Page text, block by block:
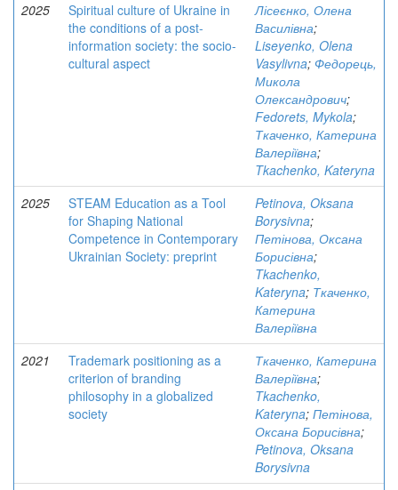
2025
Spiritual culture of Ukraine in
the conditions of a post-
information society: the socio-
cultural aspect
Лісеєнко, Олена
Василівна;
Liseyenko, Olena
Vasylivna; Федорець,
Микола
Олександрович;
Fedorets, Mykola;
Ткаченко, Катерина
Валеріївна;
Tkachenko, Kateryna
2025
STEAM Education as a Tool
for Shaping National
Competence in Contemporary
Ukrainian Society: preprint
Petinova, Oksana
Borysivna;
Петінова, Оксана
Борисівна;
Tkachenko,
Kateryna; Ткаченко,
Катерина
Валеріївна
2021
Trademark positioning as a
criterion of branding
philosophy in a globalized
society
Ткаченко, Катерина
Валеріївна;
Tkachenko,
Kateryna; Петінова,
Оксана Борисівна;
Petinova, Oksana
Borysivna